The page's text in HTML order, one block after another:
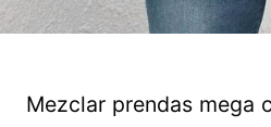
Mezclar prendas mega